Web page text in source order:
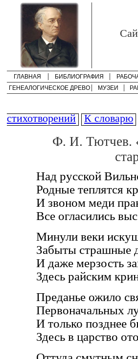
ГЛАВНАЯ БИБЛИОГРАФИЯ
ГЕНЕАЛОГИЧЕСКОЕ ДРЕВО
МУЗЕИ
стихотворений К словарю
Ф. И. Тютчев.
Над русской
Родные теплятся
И звоном меди
Все огласились
Минули веки
Забыты страшные
И даже мерзость
Здесь райским
Преданье ожило
Первоначальных
И только позднее
Здесь в царство